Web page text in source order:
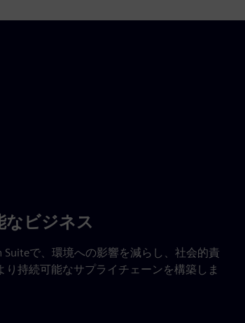
なビジネス
Suiteで、環境への影響を減らし、社会的責
り持続可能なサプライチェーンを構築しま